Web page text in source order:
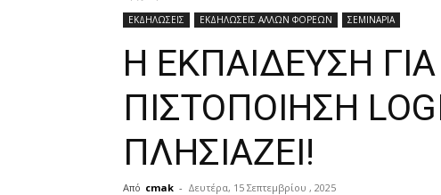
ΕΚΔΗΛΩΣΕΙΣ ΕΚΔΗΛΩΣΕΙΣ ΑΛΛΩΝ ΦΟΡΕΩΝ ΣΕΜΙΝΑΡΙΑ
Η ΕΚΠΑΙΔΕΥΣΗ
ΠΙΣΤΟΠΟΙΗΣΗ
ΠΛΗΣΙΑΖΕΙ!
Από cmak - Δευτέρα, 15 Σεπτεμβρίου , 2025